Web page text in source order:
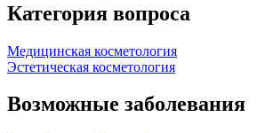
Категория вопроса
Медицинская косметология
Эстетическая косметология
Возможные заболевания